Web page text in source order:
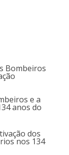
Bombeiros
e a
anos do
dos
nos 134